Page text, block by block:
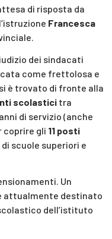
di risposta da
Francesca
dei sindacati
come frettolosa e
è trovato di fronte alla
scolastici tra
di servizio (anche
coprire gli 11 posti
scuole superiori e
Un
attualmente destinato
dell’istituto